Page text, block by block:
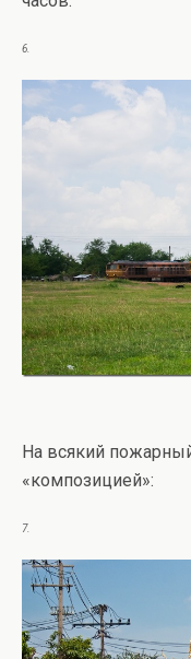
6.
На всякий
«композицией»:
7.